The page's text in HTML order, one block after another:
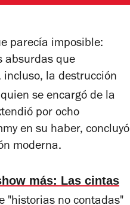
parecía imposible:
absurdas que
incluso, la destrucción
se encargó de la
por ocho
en su haber, concluyó
moderna.
más: Las cintas
"historias no contadas"